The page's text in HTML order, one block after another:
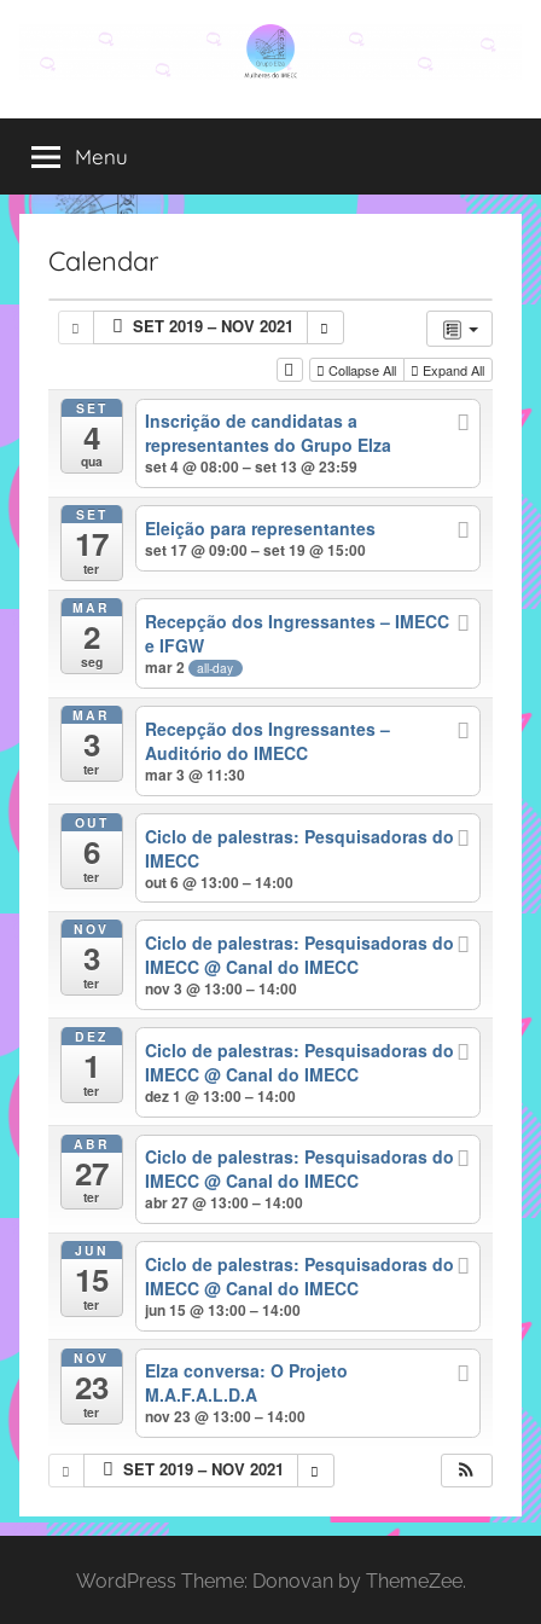
conteúdo
Grupo
Elza
Elza
é
formado
alunas,
funcionárias
IMECC
como
atribuição
implementar
mecanismos
proporcionem
fortalecimento
sociais
profissionais
alunos,
professores
pacificadoras
problemas
verificados
instituto,
para
prevenção
Menu
Calendar
SET 2019 – NOV 2021
Collapse All Expand All
SET
4
qua
Inscrição de candidatas a
representantes do Grupo Elza
set 4 @ 08:00 – set 13 @ 23:59
SET
17
ter
Eleição para representantes
set 17 @ 09:00 – set 19 @ 15:00
MAR
2
seg
Recepção dos Ingressantes – IMECC
e IFGW
mar 2 all-day
MAR
3
ter
Recepção dos Ingressantes –
Auditório do IMECC
mar 3 @ 11:30
OUT
6
ter
Ciclo de palestras: Pesquisadoras do
IMECC
out 6 @ 13:00 – 14:00
NOV
3
ter
Ciclo de palestras: Pesquisadoras do
IMECC@ Canal do IMECC
nov 3 @ 13:00 – 14:00
DEZ
1
ter
Ciclo de palestras: Pesquisadoras do
IMECC@ Canal do IMECC
dez 1 @ 13:00 – 14:00
ABR
27
ter
Ciclo de palestras: Pesquisadoras do
IMECC@ Canal do IMECC
abr 27 @ 13:00 – 14:00
JUN
15
ter
Ciclo de palestras: Pesquisadoras do
IMECC@ Canal do IMECC
jun 15 @ 13:00 – 14:00
NOV
23
ter
Elza conversa: O Projeto
M.A.F.A.L.D.A
nov 23 @ 13:00 – 14:00
SET 2019 – NOV 2021
WordPress Theme: Donovan by ThemeZee.